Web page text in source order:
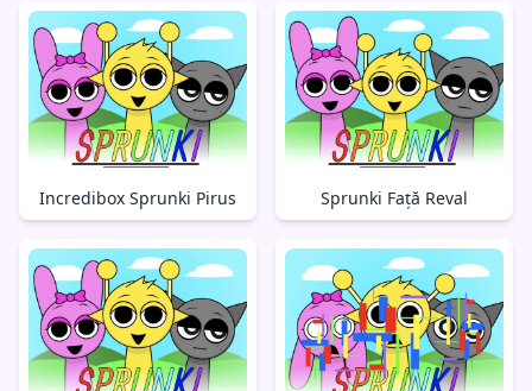
Incredibox Sprunki Pirus Sprunki Față Reval